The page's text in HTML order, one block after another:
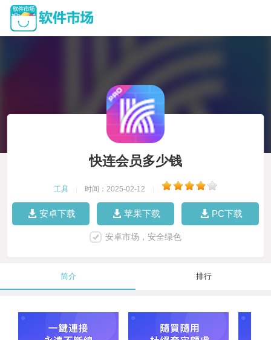
快连会员多少钱
工具 时间：2025-02-12
安卓下载 苹果下载 PC下载
安卓市场，安全绿色
简介 排行